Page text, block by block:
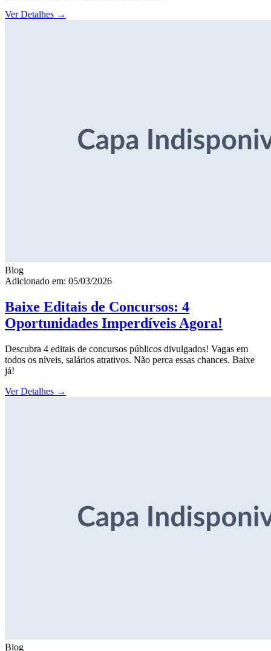
Ver Detalhes →
Blog
Adicionado em: 05/03/2026
Baixe Editais de Concursos: 4
Oportunidades Imperdíveis Agora!
Descubra 4 editais de concursos públicos divulgados! Vagas em
todos os níveis, salários atrativos. Não perca essas chances. Baixe
já!
Ver Detalhes →
Blog